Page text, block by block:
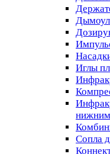
Иглы
Сопла